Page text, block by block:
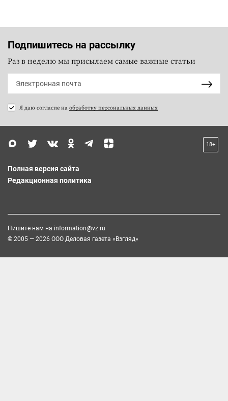
Подпишитесь на рассылку
Раз в неделю мы присылаем самые важные статьи
Я даю согласие на обработку персональных данных
18+
Полная версия сайта
Редакционная политика
Пишите нам на information@vz.ru
© 2005 — 2026 ООО Деловая газета «Взгляд»